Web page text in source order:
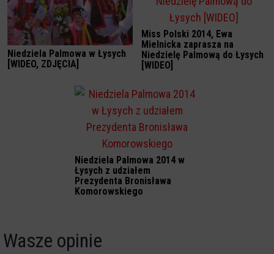
Niedziela Palmowa w Łysych
[WIDEO, ZDJĘCIA]
Miss Polski 2014, Ewa
Mielnicka zaprasza na
Niedzielę Palmową do Łysych
[WIDEO]
Niedziela Palmowa 2014 w
Łysych z udziałem
Prezydenta Bronisława
Komorowskiego
Wasze opinie